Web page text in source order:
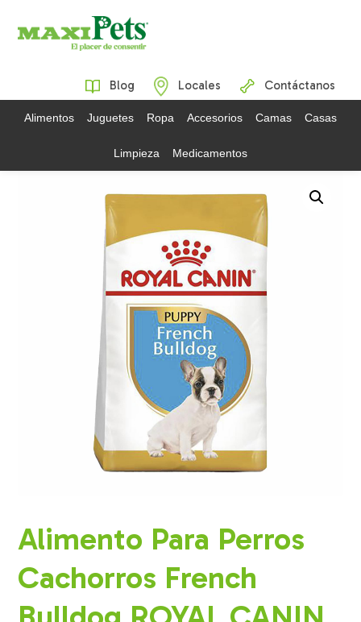
Blog Locales Contáctanos
Alimentos Juguetes Ropa Accesorios Camas Casas
Limpieza Medicamentos
Alimento Para Perros
Cachorros French